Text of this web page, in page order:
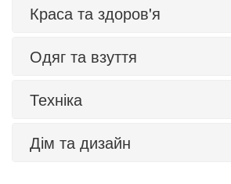
Краса та здоров'я
Одяг та взуття
Техніка
Дім та дизайн